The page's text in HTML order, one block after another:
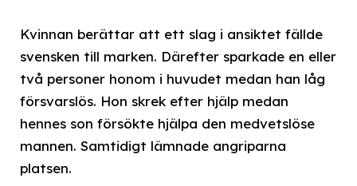
Kvinnan berättar att ett slag i ansiktet fällde
svensken till marken. Därefter sparkade en eller
två personer honom i huvudet medan han låg
försvarslös. Hon skrek efter hjälp medan
hennes son försökte hjälpa den medvetslöse
mannen. Samtidigt lämnade angriparna
platsen.